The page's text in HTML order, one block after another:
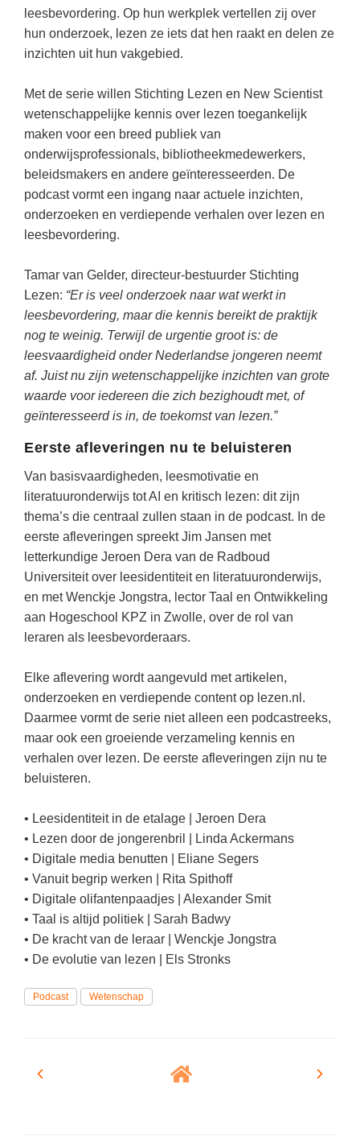
Almere(23)
Dordrecht (21)
Amersfoort(11)
Lelystad(10)
Klassieke Talen
Letterkunde
Maatschappijleer
Muziek
Natuurkunde
Nederlands
Rekenen / Wiskunde
Sociale vaardigheden
Spaans
Studievaardigheden
Techniek
Topografie
Verkeer
Verzorging
THEMA'S
Budgetteren
De boerderij
Duurzaamheid
Eerste wereldoorlog
Feest- en Gedenkdagen
Godsdienstonderwijs
Kerstfeest
Kinderboekenweek
Mediawijsheid
Nieuws
Onderwijsprijs
Ruimte
Schoolreisideeën
Seizoenen
Meesterbaan onderwijsvacatures
Biologie
Examentraining
Frans
Geschiedenis
Media
Sociale vaardigheden
Studievaardigheden
Taalvaardigheden
LESMATERIAAL
Geld PO
Geld VO
Geschiedenis
Maatschappijleer
Orientatie
Rekenen
Taalvaardigheid
Vakoverstijgend
Verzorging
MEER...
AI voor het onderwijs
Kruiswoordpuzzels
Onderwijslonen
Vrijeschoolonderwijs
Montessori onderwijs
Jenaplanonderwijs
Daltononderwijs
Afscheidstekst collega
leesbevordering. Op hun werkplek vertellen zij over
hun onderzoek, lezen ze iets dat hen raakt en delen ze
inzichten uit hun vakgebied.
Met de serie willen Stichting Lezen en New Scientist
wetenschappelijke kennis over lezen toegankelijk
maken voor een breed publiek van
onderwijsprofessionals, bibliotheekmedewerkers,
beleidsmakers en andere geïnteresseerden. De
podcast vormt een ingang naar actuele inzichten,
onderzoeken en verdiepende verhalen over lezen en
leesbevordering.
Tamar van Gelder, directeur-bestuurder Stichting
Lezen: “Er is veel onderzoek naar wat werkt in
leesbevordering, maar die kennis bereikt de praktijk
nog te weinig. Terwijl de urgentie groot is: de
leesvaardigheid onder Nederlandse jongeren neemt
af. Juist nu zijn wetenschappelijke inzichten van grote
waarde voor iedereen die zich bezighoudt met, of
geïnteresseerd is in, de toekomst van lezen.”
Eerste afleveringen nu te beluisteren
Van basisvaardigheden, leesmotivatie en
literatuuronderwijs tot AI en kritisch lezen: dit zijn
thema’s die centraal zullen staan in de podcast. In de
eerste afleveringen spreekt Jim Jansen met
letterkundige Jeroen Dera van de Radboud
Universiteit over leesidentiteit en literatuuronderwijs,
en met Wenckje Jongstra, lector Taal en Ontwikkeling
aan Hogeschool KPZ in Zwolle, over de rol van
leraren als leesbevorderaars.
Elke aflevering wordt aangevuld met artikelen,
onderzoeken en verdiepende content op lezen.nl.
Daarmee vormt de serie niet alleen een podcastreeks,
maar ook een groeiende verzameling kennis en
verhalen over lezen. De eerste afleveringen zijn nu te
beluisteren.
• Leesidentiteit in de etalage | Jeroen Dera
• Lezen door de jongerenbril | Linda Ackermans
• Digitale media benutten | Eliane Segers
• Vanuit begrip werken | Rita Spithoff
• Digitale olifantenpaadjes | Alexander Smit
• Taal is altijd politiek | Sarah Badwy
• De kracht van de leraar | Wenckje Jongstra
• De evolutie van lezen | Els Stronks
Podcast Wetenschap